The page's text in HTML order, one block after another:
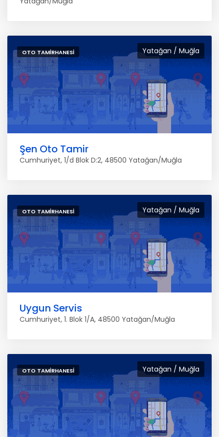
Yatağan / Muğla
OTO TAMIRHANESI
Şen Oto Tamir
Cumhuriyet, 1/d Blok D:2, 48500 Yatağan/Muğla
Yatağan / Muğla
OTO TAMIRHANESI
Uygun Servis
Cumhuriyet, 1. Blok 1/A, 48500 Yatağan/Muğla
Yatağan / Muğla
OTO TAMIRHANESI